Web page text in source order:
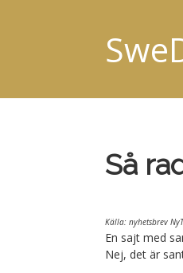
Så
Källa: nyhetsbrev
En sajt med
Nej, det är